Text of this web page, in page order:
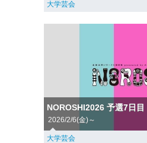
大学芸会
NOROSHI2026 予選7日目
2026/2/6(金)～
大学芸会